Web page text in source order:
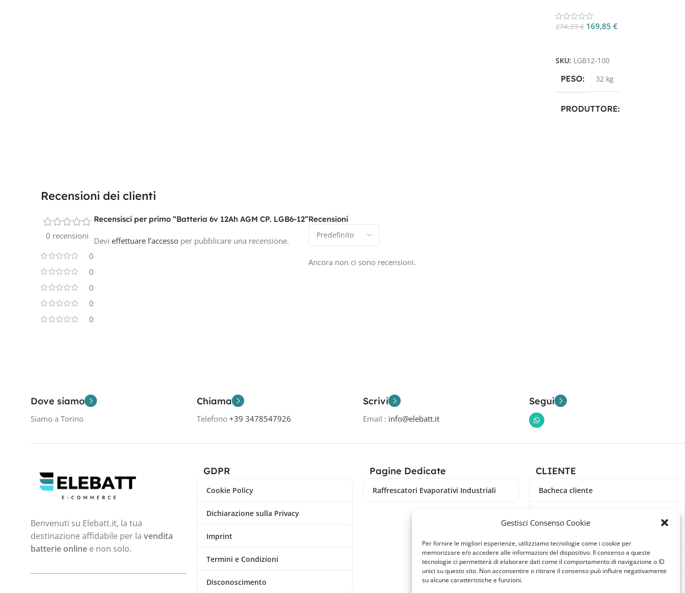
Gestisci Consenso Cookie
Per fornire le migliori esperienze, utilizziamo tecnologie come i cookie per
memorizzare e/o accedere alle informazioni del dispositivo. Il consenso a queste
tecnologie ci permetterà di elaborare dati come il comportamento di navigazione o ID
unici su questo sito. Non acconsentire o ritirare il consenso può influire negativamente
su alcune caratteristiche e funzioni.
nautica
274,29€ 169,85€
SKU: LGB12-100
PESO 32 kg
PRODUTTORE
Recensioni dei clienti
0 recensioni
0
0
0
0
0
Recensioni
Ancora non ci sono recensioni.
Recensisci per primo “Batteria 6v 12Ah AGM CP. LGB6-12”
Devi effettuare l’accesso per pubblicare una recensione.
Dove siamo
Siamo a Torino
Chiama
Telefono +39 3478547926
Scrivi
Email : info@elebatt.it
Segui
Benvenuti su Elebatt.it, la tua
destinazione affidabile per la vendita
batterie online e non solo.
GDPR
Cookie Policy
Dichiarazione sulla Privacy
Imprint
Termini e Condizioni
Disconoscimento
Pagine Dedicate
Raffrescatori Evaporativi Industriali
CLIENTE
Bacheca cliente
Indirizzi